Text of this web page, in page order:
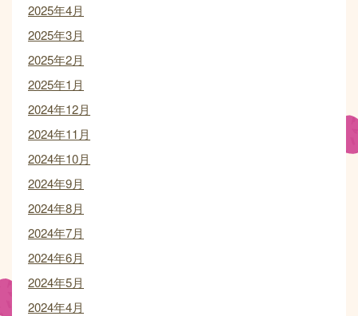
2025年4月
2025年3月
2025年2月
2025年1月
2024年12月
2024年11月
2024年10月
2024年9月
2024年8月
2024年7月
2024年6月
2024年5月
2024年4月